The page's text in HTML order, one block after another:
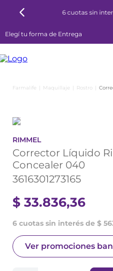
6 cuotas sin
Elegí tu forma de Entrega
Maquillaje Rostro
RIMMEL
Corrector Líquido
Concealer 040
3616301273165
$ 33.836,36
6 cuotas sin interés de $
Ver promociones